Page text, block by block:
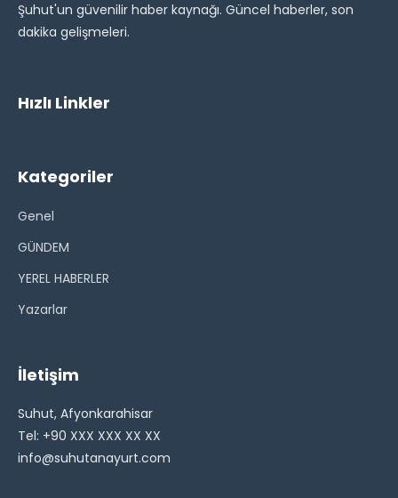
Şuhut'un güvenilir haber kaynağı. Güncel haberler, son
dakika gelişmeleri.
Hızlı Linkler
Kategoriler
Genel
GÜNDEM
YEREL HABERLER
Yazarlar
İletişim
Suhut, Afyonkarahisar
Tel: +90 XXX XXX XX XX
info@suhutanayurt.com